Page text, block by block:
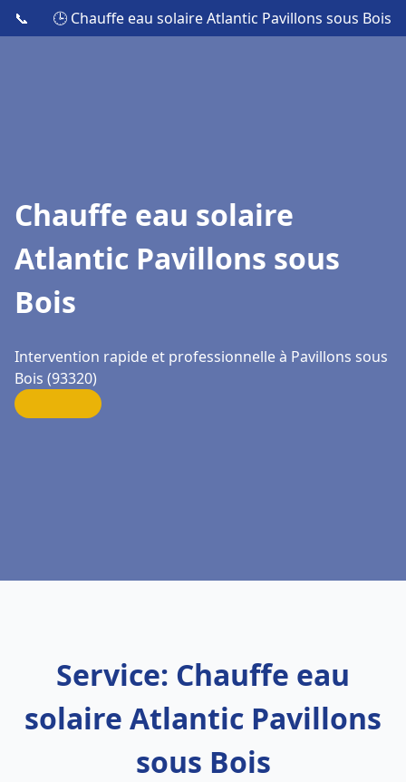
📞 🕒 Chauffe eau solaire Atlantic Pavillons sous Bois
Chauffe eau solaire
Atlantic Pavillons sous
Bois
Intervention rapide et professionnelle à Pavillons sous
Bois (93320)
Service: Chauffe eau
solaire Atlantic Pavillons
sous Bois